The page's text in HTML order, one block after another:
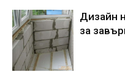
Дизайн
за